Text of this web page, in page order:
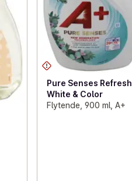
Pure Senses Refresh
White & Color
Flytende, 900 ml, A+